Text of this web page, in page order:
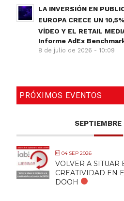
LA INVERSIÓN EN
EUROPA CRECE UN
VÍDEO Y EL RETAIL
Informe AdEx
8 de julio de 2026 - 10:09
PRÓXIMOS EVENTOS
04 SEP 2026
VOLVER A SITUAR
CREATIVIDAD EN
DOOH